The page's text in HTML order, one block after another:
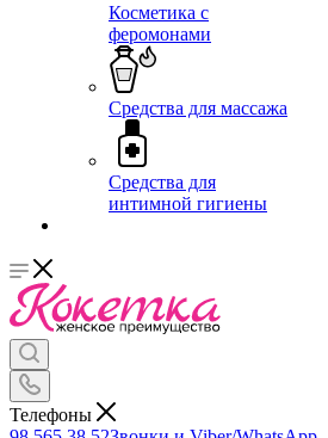
Косметика с
феромонами
Средства для массажа
Средства для
интимной гигиены
Телефоны